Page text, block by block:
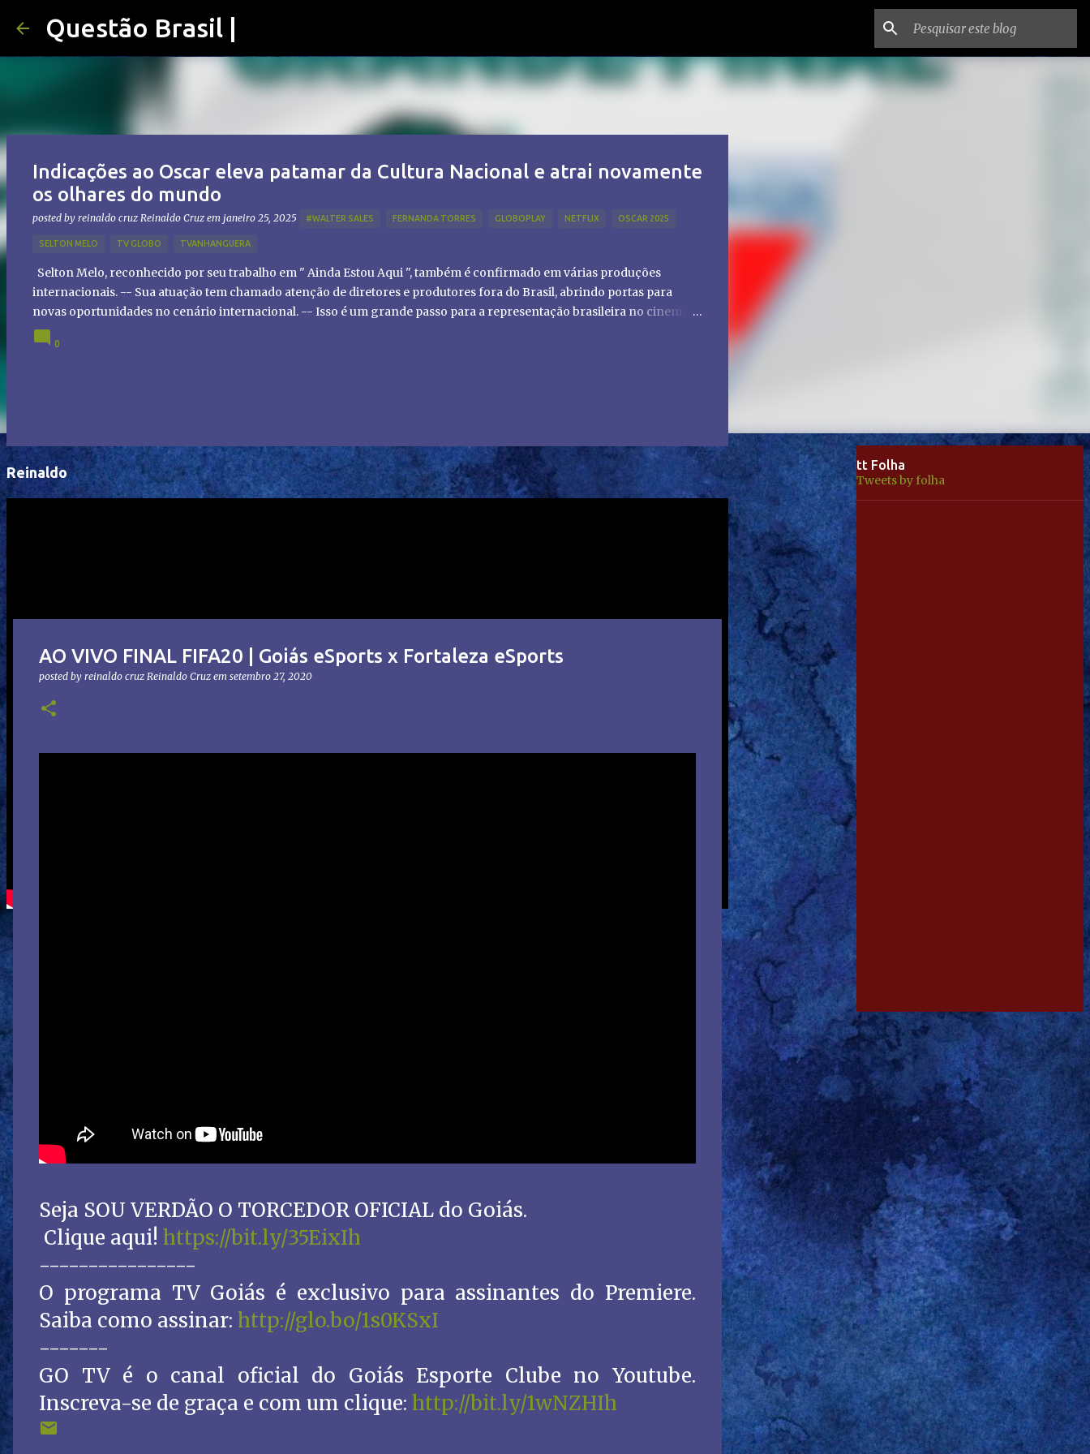
Questão Brasil |
Indicações ao Oscar eleva patamar da Cultura Nacional e atrai novamente
os olhares do mundo
posted by reinaldo cruz Reinaldo Cruz em janeiro 25, 2025 #WALTER SALES FERNANDA TORRES GLOBOPLAY NETFLIX OSCAR 2025
SELTON MELO TV GLOBO TVANHANGUERA
Selton Melo, reconhecido por seu trabalho em " Ainda Estou Aqui ", também é confirmado em várias produções
internacionais. -- Sua atuação tem chamado atenção de diretores e produtores fora do Brasil, abrindo portas para
novas oportunidades no cenário internacional. -- Isso é um grande passo para a representação brasileira no cinema
global!
0
Reinaldo
AO VIVO FINAL FIFA20 | Goiás eSports x Fortaleza eSports
posted by reinaldo cruz Reinaldo Cruz em setembro 27, 2020
Seja SOU VERDÃO O TORCEDOR OFICIAL do Goiás.
Clique aqui! https://bit.ly/35EixIh
----------------
O programa TV Goiás é exclusivo para assinantes do Premiere.
Saiba como assinar: http://glo.bo/1s0KSxI
-------
GO TV é o canal oficial do Goiás Esporte Clube no Youtube.
Inscreva-se de graça e com um clique: http://bit.ly/1wNZHIh
tt Folha
Tweets by folha